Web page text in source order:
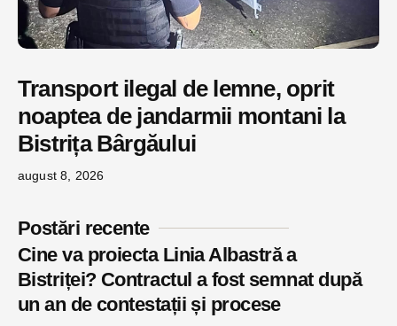
Transport ilegal de lemne, oprit
noaptea de jandarmii montani la
Bistrița Bârgăului
august 8, 2026
Postări recente
Cine va proiecta Linia Albastră a
Bistriței? Contractul a fost semnat după
un an de contestații și procese